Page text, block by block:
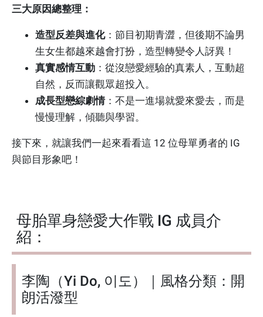
三大原因總整理：
造型反差與進化：節目初期青澀，但後期不論男
生女生都越來越會打扮，造型轉變令人訝異！
真實感情互動 ：從沒戀愛經驗的真素人，互動超
自然，反而讓觀眾超投入。
成長型戀綜劇情：不是一進場就愛來愛去，而是
慢慢理解，傾聽與學習。
接下來，就讓我們一起來看看這 12 位母單勇者的 IG
與節目形象吧！
母胎單身戀愛大作戰 IG 成員介
紹：
李陶（Yi Do, 이도）｜風格分類：開
朗活潑型